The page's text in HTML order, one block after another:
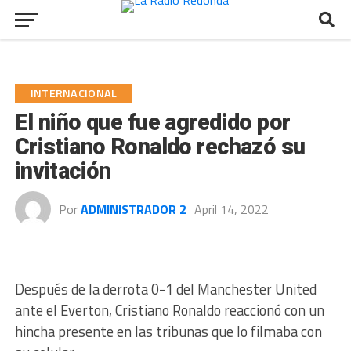
INTERNACIONAL
El niño que fue agredido por
Cristiano Ronaldo rechazó su
invitación
PorADMINISTRADOR 2 April 14, 2022
Después de la derrota 0-1 del Manchester United
ante el Everton, Cristiano Ronaldo reaccionó con un
hincha presente en las tribunas que lo filmaba con